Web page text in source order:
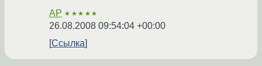
AP ★★★★★
26.08.2008 09:54:04 +00:00
Ссылка